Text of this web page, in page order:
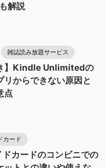
解説
雑誌読み放題サービス
】Kindle Unlimitedの
リからできない原因と
点
カード
カードのコンビニでの